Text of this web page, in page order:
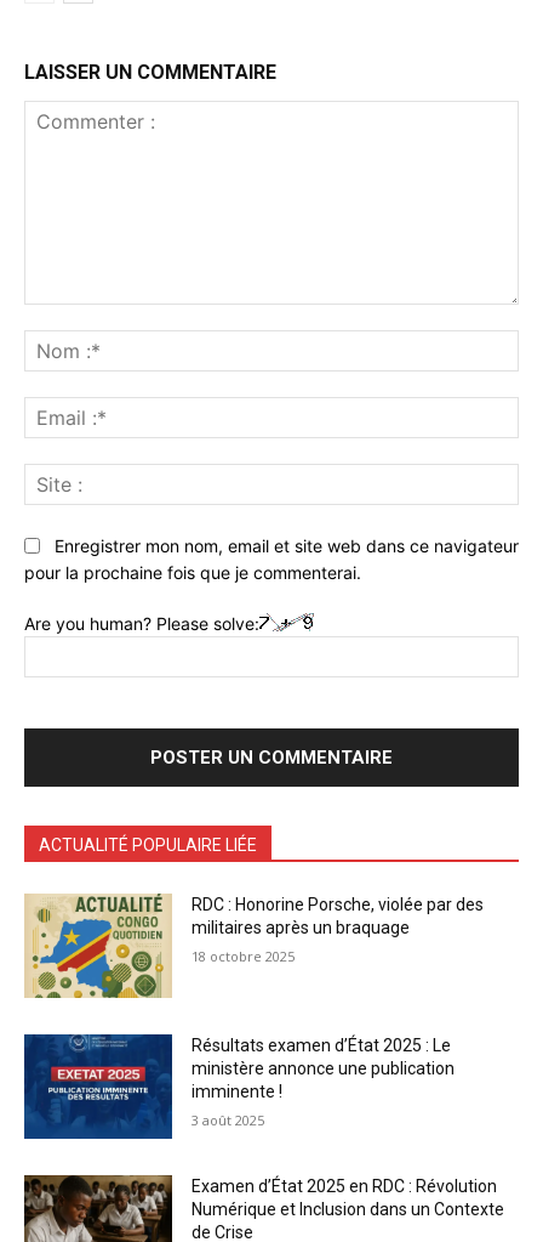
LAISSER UN COMMENTAIRE
:*
:*
:
Enregistrer mon nom, email et site web dans ce navigateur
pour la prochaine fois que je commenterai.
Are you human? Please solve:
ACTUALITÉ POPULAIRE LIÉE
RDC : Honorine Porsche, violée par des
militaires après un braquage
18 octobre 2025
Résultats examen d’État 2025 : Le
ministère annonce une publication
imminente !
3 août 2025
Examen d’État 2025 en RDC : Révolution
Numérique et Inclusion dans un Contexte
de Crise